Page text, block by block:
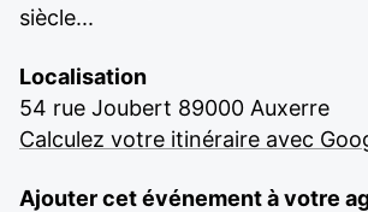
siècle...
Localisation
54 rue Joubert 89000 Auxerre
Calculez votre itinéraire avec
Ajouter cet événement à votre